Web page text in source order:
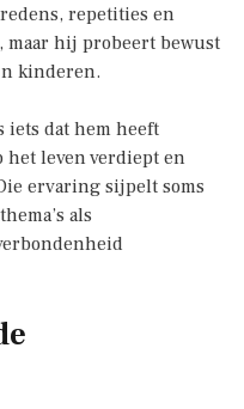
repetities en
hij probeert bewust
kinderen.
dat hem heeft
leven verdiept en
ervaring sijpelt soms
als